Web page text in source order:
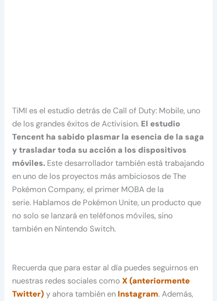
TiMI es el estudio detrás de Call of Duty: Mobile, uno
de los grandes éxitos de Activision. El estudio
Tencent ha sabido plasmar la esencia de la saga
y trasladar toda su acción a los dispositivos
móviles. Este desarrollador también está trabajando
en uno de los proyectos más ambiciosos de The
Pokémon Company, el primer MOBA de la
serie. Hablamos de Pokémon Unite, un producto que
no solo se lanzará en teléfonos móviles, sino
también en Nintendo Switch.
Recuerda que para estar al día puedes seguirnos en
nuestras redes sociales comoX (anteriormente
Twitter) y ahora también en Instagram. Además,